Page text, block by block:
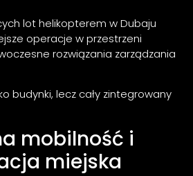
lot helikopterem w Dubaju
operacje w przestrzeni
rozwiązania zarządzania
budynki, lecz cały zintegrowany
mobilność i
miejska